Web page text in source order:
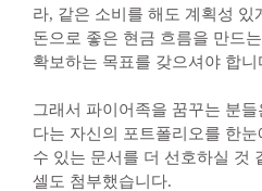
라, 같은 소비를 해도 계획성 있
돈으로 좋은 현금 흐름을 만드
확보하는 목표를 갖으셔야 합니
그래서 파이어족을 꿈꾸는 분
다는 자신의 포트폴리오를 한
수 있는 문서를 더 선호하실 것
셀도 첨부했습니다.